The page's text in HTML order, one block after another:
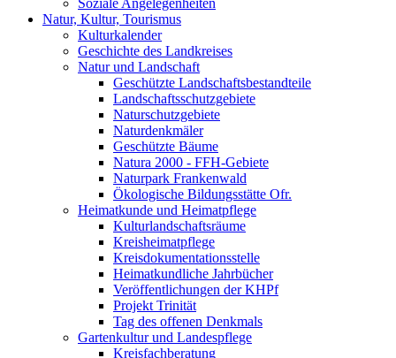
Soziale Angelegenheiten
Natur, Kultur, Tourismus
Kulturkalender
Geschichte des Landkreises
Natur und Landschaft
Geschützte Landschaftsbestandteile
Landschaftsschutzgebiete
Naturschutzgebiete
Naturdenkmäler
Geschützte Bäume
Natura 2000 - FFH-Gebiete
Naturpark Frankenwald
Ökologische Bildungsstätte Ofr.
Heimatkunde und Heimatpflege
Kulturlandschaftsräume
Kreisheimatpflege
Kreisdokumentationsstelle
Heimatkundliche Jahrbücher
Veröffentlichungen der KHPf
Projekt Trinität
Tag des offenen Denkmals
Gartenkultur und Landespflege
Kreisfachberatung